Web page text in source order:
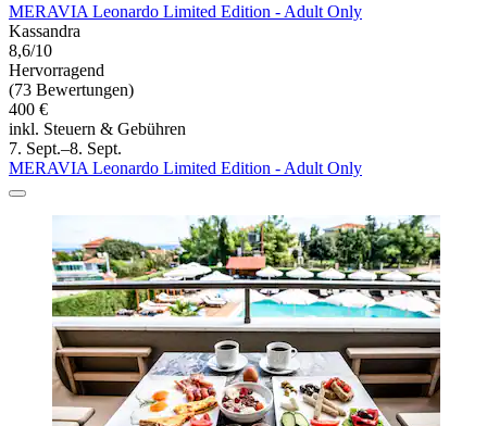
MERAVIA Leonardo Limited Edition - Adult Only
Kassandra
8,6/10
Hervorragend
(73 Bewertungen)
400 €
inkl. Steuern & Gebühren
7. Sept.–8. Sept.
MERAVIA Leonardo Limited Edition - Adult Only